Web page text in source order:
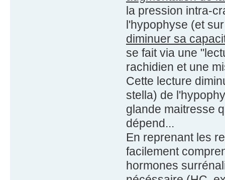
la pression intra-
l'hypophyse (et
diminuer sa
se fait via une
rachidien et une
Cette lecture
stella) de
glande maitresse
dépend...
En reprenant les
facilement
hormones